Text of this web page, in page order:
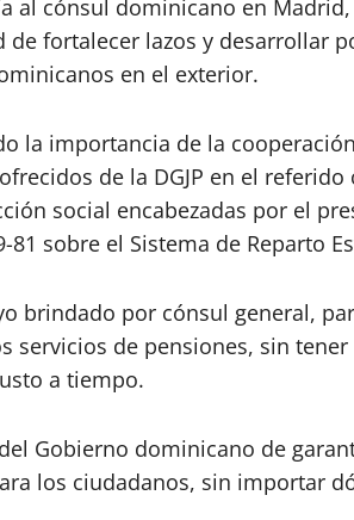
al cónsul dominicano en
fortalecer lazos y desarrollar
en el exterior.
la importancia de la
de la DGJP en el
social encabezadas por el
sobre el Sistema de Reparto
brindado por cónsul general,
servicios de pensiones, sin tener
a tiempo.
Gobierno dominicano de
los ciudadanos, sin importar